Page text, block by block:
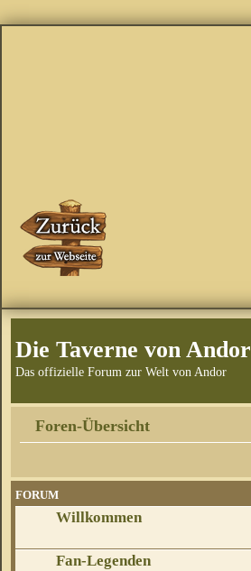
Die Taverne von Andor
Das offizielle Forum zur Welt von Andor
Foren-Übersicht
FORUM
Willkommen
Fan-Legenden